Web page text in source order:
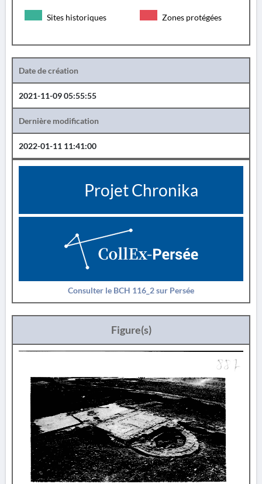
Sites historiques Zones protégées
Date de création
2021-11-09 05:55:55
Dernière modification
2022-01-11 11:41:00
Projet Chronika
Consulter le BCH 116_2 sur Persée
Figure(s)